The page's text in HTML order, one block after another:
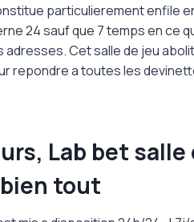
particulierement enfile
24 sauf que 7 temps en ce
Cet salle de jeu
repondre a toutes les
Lab bet salle
tout